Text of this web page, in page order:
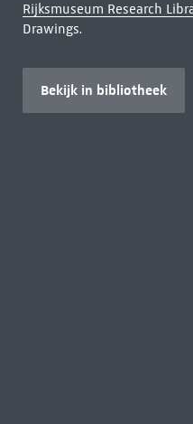
Rijksmuseum Research
Drawings.
Bekijk in bibliotheek